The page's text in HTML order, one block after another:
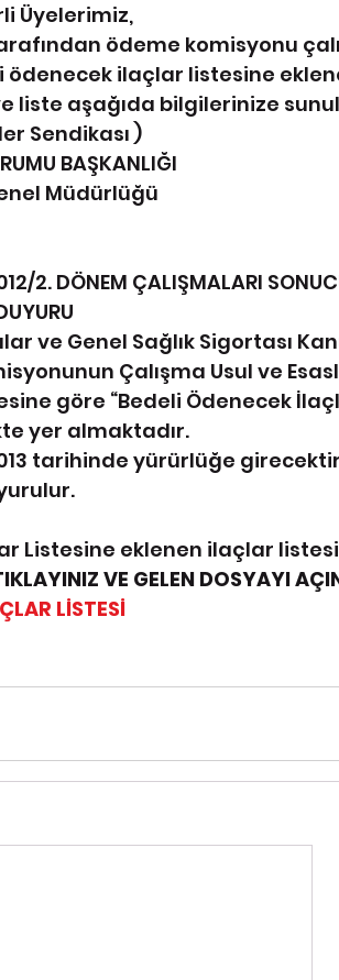
Üyelerimiz,
ödeme komisyonu
ödenecek ilaçlar listesine
liste aşağıda bilgilerinize
Sendikası )
BAŞKANLIĞI
Müdürlüğü
2. DÖNEM ÇALIŞMALARI
ve Genel Sağlık Sigortası
Çalışma Usul ve
göre “Bedeli Ödenecek
yer almaktadır.
tarihinde yürürlüğe
Listesine eklenen ilaçlar listesi
VE GELEN DOSYAYI
LİSTESİ